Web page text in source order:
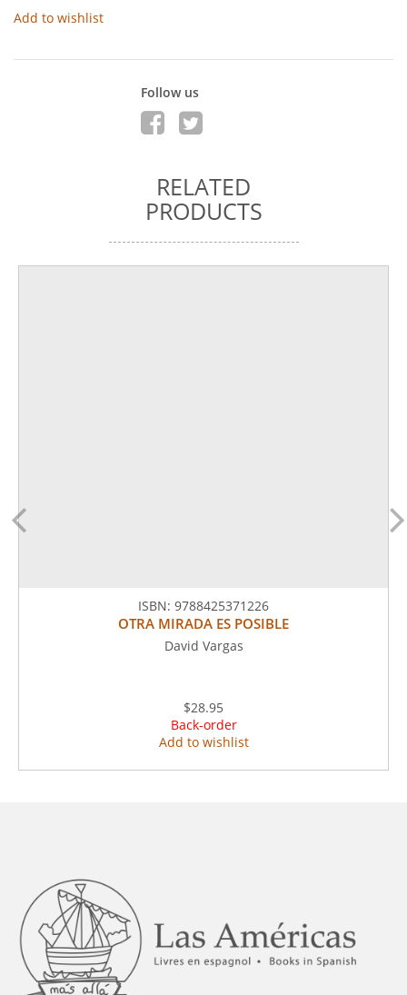
Add to wishlist
Follow us
RELATED
PRODUCTS
ISBN: 9788425371226
OTRA MIRADA ES POSIBLE
David Vargas
$28.95
Back-order
Add to wishlist